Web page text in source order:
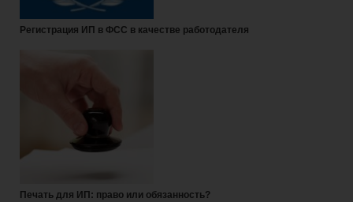
Регистрация ИП в ФСС в качестве работодателя
Печать для ИП: право или обязанность?